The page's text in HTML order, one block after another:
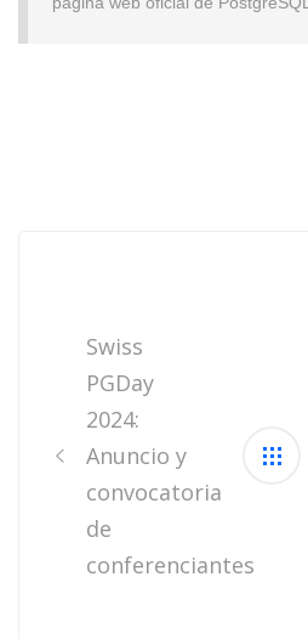
Swiss
PGDay
2024:
Anuncio y
convocatoria
de
conferenciantes